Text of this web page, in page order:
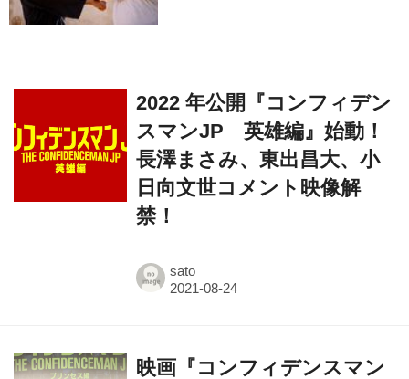
2022 年公開『コンフィデン
スマンJP 英雄編』始動！
長澤まさみ、東出昌大、小
日向文世コメント映像解
禁！
sato
映画『コンフィデンスマン